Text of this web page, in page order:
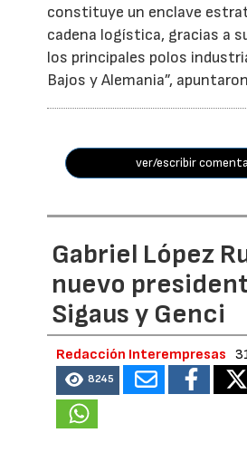
constituye un enclave
cadena logística, gracias a
los principales polos
Bajos y Alemania”,
ver/escribir
Gabriel López
nuevo
Sigaus y Genci
Redacción Interempresas
8245